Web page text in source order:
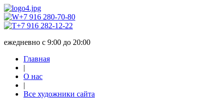
+7 916 280-70-80
+7 916 282-12-22
ежедневно с 9:00 до 20:00
Главная
|
О нас
|
Все художники сайта